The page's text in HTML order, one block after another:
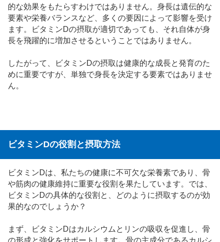
的な効果をもたらすわけではありません。身長は遺伝的な
要素や栄養バランスなど、多くの要因によって影響を受け
ます。ビタミンDの摂取が適切であっても、それ自体が身
長を飛躍的に増加させるということではありません。
したがって、ビタミンDの摂取は健康的な成長と発育のた
めに重要ですが、単独で身長を決定する要素ではありませ
ん。
ビタミンDの役割と摂取方法
ビタミンDは、私たちの健康に不可欠な栄養素であり、骨
や筋肉の健康維持に重要な役割を果たしています。では、
ビタミンDの具体的な役割と、どのように摂取するのが効
果的なのでしょうか？
まず、ビタミンDはカルシウムとリンの吸収を促進し、骨
の形成と強化をサポートします。骨の主成分であるカルシ